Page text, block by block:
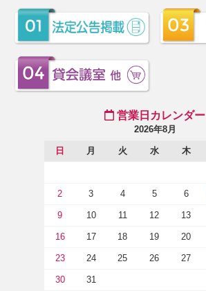
営業日カレンダー
2026年8月
日 月 火 水 木
2 3 4 5 6
9 10 11 12 13
16 17 18 19 20
23 24 25 26 27
30 31